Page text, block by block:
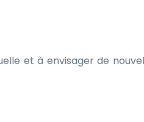
et à envisager de